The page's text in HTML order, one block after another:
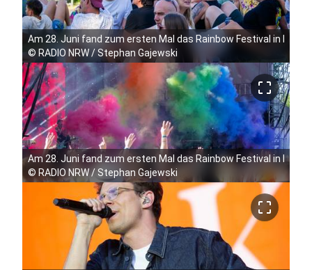
Am 28. Juni fand zum ersten Mal das Rainbow Festival in
© RADIO NRW / Stephan Gajewski
crop_free
Am 28. Juni fand zum ersten Mal das Rainbow Festival in
© RADIO NRW / Stephan Gajewski
crop_free